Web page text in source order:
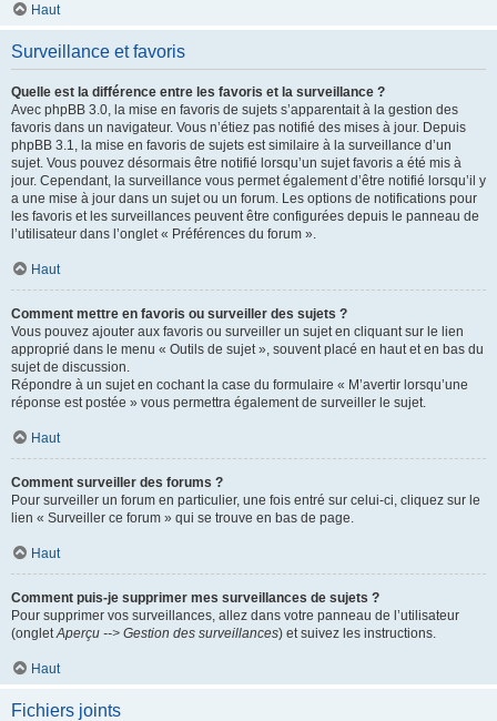
Haut
Surveillance et favoris
Quelle est la différence entre les favoris et la surveillance ?
Avec phpBB 3.0, la mise en favoris de sujets s’apparentait à la gestion des
favoris dans un navigateur. Vous n’étiez pas notifié des mises à jour. Depuis
phpBB 3.1, la mise en favoris de sujets est similaire à la surveillance d’un
sujet. Vous pouvez désormais être notifié lorsqu’un sujet favoris a été mis à
jour. Cependant, la surveillance vous permet également d’être notifié lorsqu’il y
a une mise à jour dans un sujet ou un forum. Les options de notifications pour
les favoris et les surveillances peuvent être configurées depuis le panneau de
l’utilisateur dans l’onglet « Préférences du forum ».
Haut
Comment mettre en favoris ou surveiller des sujets ?
Vous pouvez ajouter aux favoris ou surveiller un sujet en cliquant sur le lien
approprié dans le menu « Outils de sujet », souvent placé en haut et en bas du
sujet de discussion.
Répondre à un sujet en cochant la case du formulaire « M’avertir lorsqu’une
réponse est postée » vous permettra également de surveiller le sujet.
Haut
Comment surveiller des forums ?
Pour surveiller un forum en particulier, une fois entré sur celui-ci, cliquez sur le
lien « Surveiller ce forum » qui se trouve en bas de page.
Haut
Comment puis-je supprimer mes surveillances de sujets ?
Pour supprimer vos surveillances, allez dans votre panneau de l’utilisateur
(ongletAperçu --> Gestion des surveillances) et suivez les instructions.
Haut
Fichiers joints